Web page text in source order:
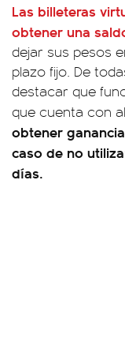
Las billeteras
obtener una
dejar sus pesos
plazo fijo. De
destacar que
que cuenta con
obtener
caso de no
días.